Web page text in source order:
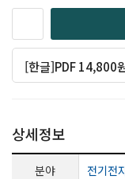
[한글]PDF 14,800
상세정보
분야 전기전